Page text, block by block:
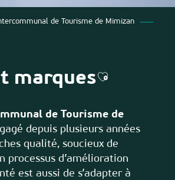
de Tourisme de Mimizan
marquesAjouter aux
de Tourisme de
depuis plusieurs années
qualité, soucieux de
processus d’amélioration
est aussi de s’adapter à